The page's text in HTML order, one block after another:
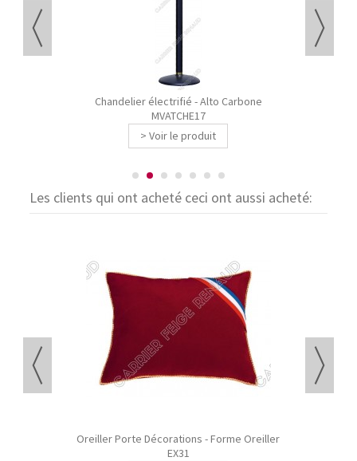
Chandelier électrifié - Alto Carbone
MVATCHE17
> Voir le produit
Les clients qui ont acheté ceci ont aussi acheté:
Oreiller Porte Décorations - Forme Oreiller
EX31